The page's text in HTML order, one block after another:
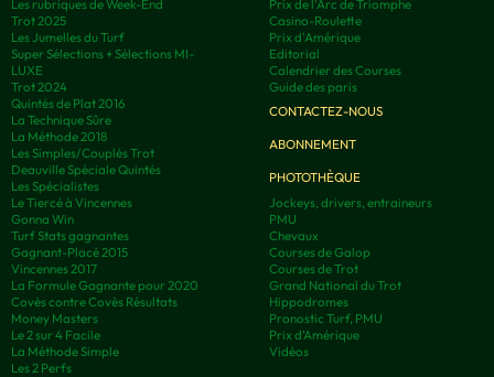
Les rubriques de Week-End
Trot 2025
Les Jumelles du Turf
Super Sélections + Sélections MI-
LUXE
Trot 2024
Quintés de Plat 2016
La Technique Sûre
La Méthode 2018
Les Simples/Couplés Trot
Deauville Spéciale Quintés
Les Spécialistes
Le Tiercé à Vincennes
Gonna Win
Turf Stats gagnantes
Gagnant-Placé 2015
Vincennes 2017
La Formule Gagnante pour 2020
Covès contre Covès Résultats
Money Masters
Le 2 sur 4 Facile
La Méthode Simple
Les 2 Perfs
Prix de l'Arc de Triomphe
Casino-Roulette
Prix d'Amérique
Editorial
Calendrier des Courses
Guide des paris
CONTACTEZ-NOUS
ABONNEMENT
PHOTOTHÈQUE
Jockeys, drivers, entraineurs
PMU
Chevaux
Courses de Galop
Courses de Trot
Grand National du Trot
Hippodromes
Pronostic Turf, PMU
Prix d’Amérique
Vidéos